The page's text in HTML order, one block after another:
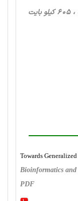
، پزشکی بالینی، 18 صفحه فارسی تایپ شده ، 605 کیلو بایت
Towards
Bioinformatics
PDF